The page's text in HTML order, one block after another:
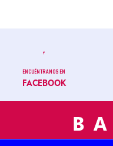
ENCUÉNTRANOS EN
FACEBOOK